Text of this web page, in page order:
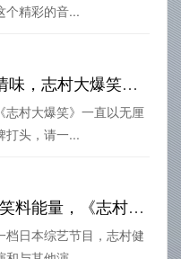
个精彩的音...
无厘头+人情味，志村大爆笑第68集超爆笑
志村大爆笑》一直以无厘
打头，请一...
志村健神奇笑料能量，《志村大爆笑》下载地址为你开启欢笑时代
档日本综艺节目，志村健